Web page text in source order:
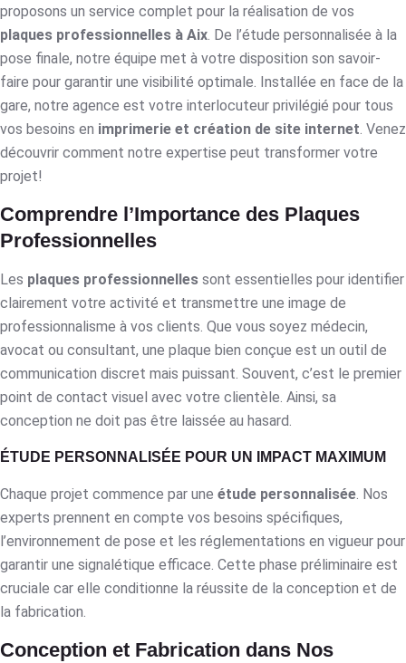
proposons un service complet pour la réalisation de vos
plaques professionnelles à Aix . De l’étude personnalisée à la
pose finale, notre équipe met à votre disposition son savoir-
faire pour garantir une visibilité optimale. Installée en face de la
gare, notre agence est votre interlocuteur privilégié pour tous
vos besoins en imprimerie et création de site internet . Venez
découvrir comment notre expertise peut transformer votre
projet!
Comprendre l’Importance des Plaques
Professionnelles
Les plaques professionnelles sont essentielles pour identifier
clairement votre activité et transmettre une image de
professionnalisme à vos clients. Que vous soyez médecin,
avocat ou consultant, une plaque bien conçue est un outil de
communication discret mais puissant. Souvent, c’est le premier
point de contact visuel avec votre clientèle. Ainsi, sa
conception ne doit pas être laissée au hasard.
ÉTUDE PERSONNALISÉE POUR UN IMPACT MAXIMUM
Chaque projet commence par une étude personnalisée . Nos
experts prennent en compte vos besoins spécifiques,
l’environnement de pose et les réglementations en vigueur pour
garantir une signalétique efficace. Cette phase préliminaire est
cruciale car elle conditionne la réussite de la conception et de
la fabrication.
Conception et Fabrication dans Nos